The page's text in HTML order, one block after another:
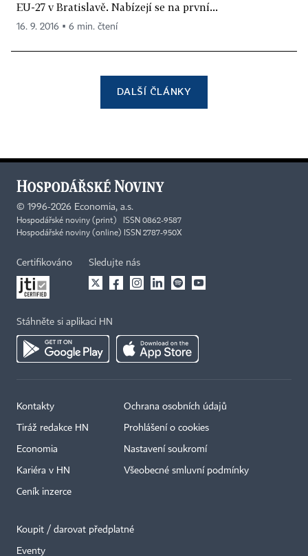
EU-27 v Bratislavě. Nabízejí se na první...
16. 9. 2016 ▪ 6 min. čtení
DALŠÍ ČLÁNKY
© 1996-2026 Economia, a.s.
Hospodářské noviny (print) ISSN 0862-9587
Hospodářské noviny (online) ISSN 2787-950X
Certifikováno Sledujte nás
Stáhněte si aplikaci HN
Kontakty
Tiráž redakce HN
Economia
Kariéra v HN
Ceník inzerce
Ochrana osobních údajů
Prohlášení o cookies
Nastavení soukromí
Všeobecné smluvní podmínky
Koupit / darovat předplatné
Eventy